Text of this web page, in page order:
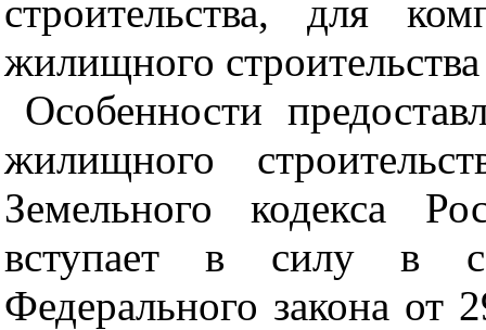
строительства, для
жилищного
Особенности
жилищного
Земельного кодекса
вступает в силу в
Федерального закона от